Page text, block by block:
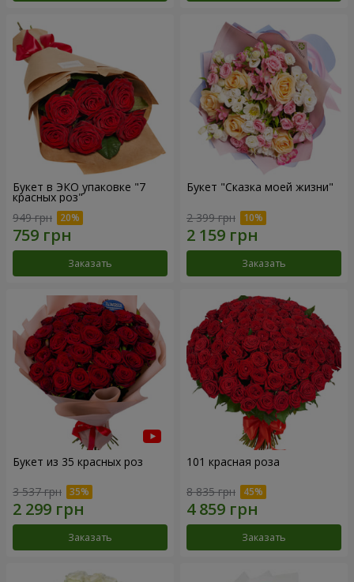
Букет в ЭКО упаковке "7
красных роз"
949 грн
Заказать
Букет "Сказка моей жизни"
2 399 грн
Заказать
Букет из 35 красных роз
3 537 грн
Заказать
101 красная роза
8 835 грн
Заказать